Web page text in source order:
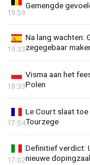
Gemengde
19:59
Na lang wachten:
zegegebaar
19:33
Visma aan het
Polen
18:33
Le Court slaat
Tourzege
17:54
Definitief verdict:
nieuwe
17:02